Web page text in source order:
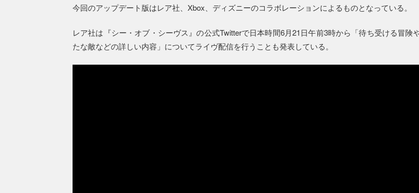
今回のアップデート版はレア社、Xbox、ディズニーのコラボレーションによるものとなっている。
レア社は『シー・オブ・シーヴス』の公式Twitterで日本時間6月21日午前3時から「待ち受ける冒険
たな敵などの詳しい内容」についてライヴ配信を行うことも発表している。